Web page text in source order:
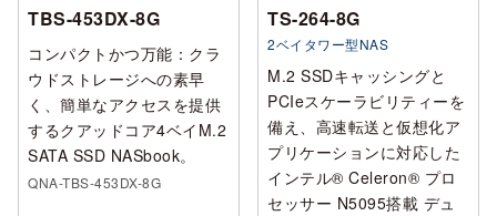
TBS-453DX-8G
コンパクトかつ万能：クラ
ウドストレージへの素早
く、簡単なアクセスを提供
するクアッドコア4ベイM.2
SATA SSD NASbook。
QNA-TBS-453DX-8G
TS-264-8G
2ベイタワー型NAS
M.2 SSDキャッシングと
PCIeスケーラビリティーを
備え、高速転送と仮想化ア
プリケーションに対応した
インテル® Celeron® プロ
セッサー N5095搭載 デュ